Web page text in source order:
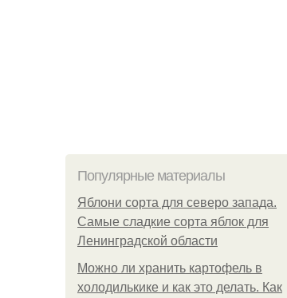
Популярные материалы
Яблони сорта для северо запада.
Самые сладкие сорта яблок для
Ленинградской области
Можно ли хранить картофель в
холодилькике и как это делать. Как